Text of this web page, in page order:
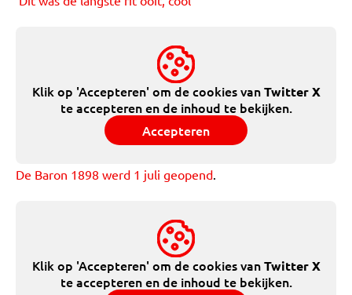
Klik op 'Accepteren' om de cookies vanTwitter X
te accepteren en de inhoud te bekijken.
Accepteren
De Baron 1898 werd 1 juli geopend.
Klik op 'Accepteren' om de cookies vanTwitter X
te accepteren en de inhoud te bekijken.